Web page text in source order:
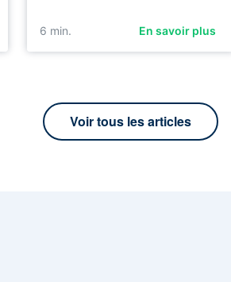
6 min. En savoir plus
Voir tous les articles